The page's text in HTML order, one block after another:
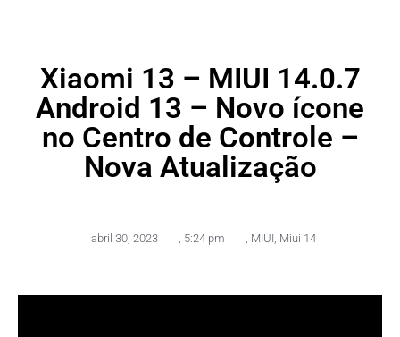
Xiaomi 13 – MIUI 14.0.7
Android 13 – Novo ícone
no Centro de Controle –
Nova Atualização
abril 30, 2023 , 5:24 pm , MIUI, Miui 14